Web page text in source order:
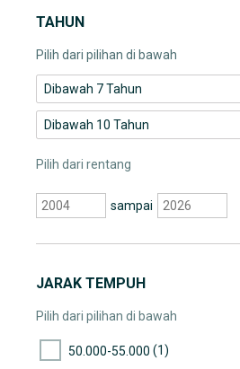
TAHUN
Pilih dari pilihan di bawah
Dibawah 7 Tahun
Dibawah 10 Tahun
Pilih dari rentang
sampai
JARAK TEMPUH
Pilih dari pilihan di bawah
50.000-55.000 (1)